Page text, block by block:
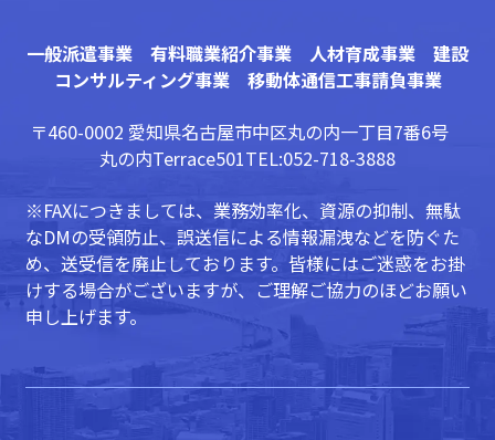
一般派遣事業 有料職業紹介事業 人材育成事業 建設
コンサルティング事業 移動体通信工事請負事業
〒460-0002 愛知県名古屋市中区丸の内一丁目7番6号
丸の内Terrace501TEL:052-718-3888
※FAXにつきましては、業務効率化、資源の抑制、無駄
なDMの受領防止、誤送信による情報漏洩などを防ぐた
め、送受信を廃止しております。皆様にはご迷惑をお掛
けする場合がございますが、ご理解ご協力のほどお願い
申し上げます。